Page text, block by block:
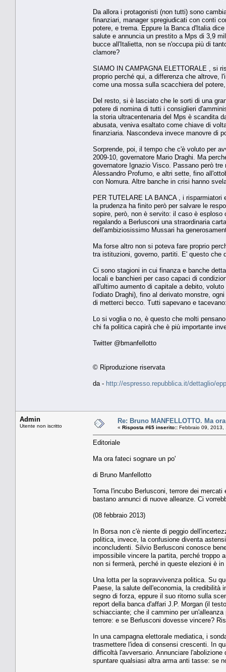
Da allora i protagonisti (non tutti) sono
finanziari, manager spregiudicati con conti
potere, e trema. Eppure la Banca d'Italia
salute e annuncia un prestito a Mps di 3,9
bucce all'Italietta, non se n'occupa più di
clamore?
SIAMO IN CAMPAGNA ELETTORALE , si
proprio perché qui, a differenza che altrove,
come una mossa sulla scacchiera del
Del resto, si è lasciato che le sorti di una
potere di nomina di tutti i consiglieri
la storia ultracentenaria del Mps è scandita
abusata, veniva esaltato come chiave di
finanziaria. Nascondeva invece manovre di
Sorprende, poi, il tempo che c'è voluto per
2009-10, governatore Mario Draghi. Ma
governatore Ignazio Visco. Passano però
Alessandro Profumo, e altri sette, fino
con Nomura. Altre banche in crisi hanno
PER TUTELARE LA BANCA , i
la prudenza ha finito però per salvare le
sopire, però, non è servito: il caso è
regalando a Berlusconi una straordinaria
dell'ambiziosissimo Mussari ha
Ma forse altro non si poteva fare proprio
tra istituzioni, governo, partiti. E' questo che
Ci sono stagioni in cui finanza e banche
locali e banchieri per caso capaci di
all'ultimo aumento di capitale a debito,
l'odiato Draghi), fino al derivato monstre,
di metterci becco. Tutti sapevano e
Lo si voglia o no, è questo che molti
chi fa politica capirà che è più importante
Twitter @bmanfellotto
© Riproduzione riservata
da - http://espresso.repubblica.it/dettaglio/
Admin
Utente non iscritto
Re: Bruno MANFELLOTTO. Ma
« Risposta #65 inserito:: Febbraio 09, 2013,
Editoriale
Ma ora fateci sognare un po'
di Bruno Manfellotto
Torna l'incubo Berlusconi, terrore dei
bastano annunci di nuove alleanze. Ci
(08 febbraio 2013)
In Borsa non c'è niente di peggio
politica, invece, la confusione diventa
inconcludenti. Silvio Berlusconi conosce
impossibile vincere la partita, perché troppo
non si fermerà, perché in queste elezioni è
Una lotta per la sopravvivenza politica. Su
Paese, la salute dell'economia, la credibilità
segno di forza, eppure il suo ritorno sulla
report della banca d'affari J.P. Morgan (il
schiacciante; che il cammino per
terrore: e se Berlusconi dovesse vincere?
In una campagna elettorale mediatica, i
trasmettere l'idea di consensi crescenti. In
difficoltà l'avversario. Annunciare
spuntare qualsiasi altra arma anti tasse: se